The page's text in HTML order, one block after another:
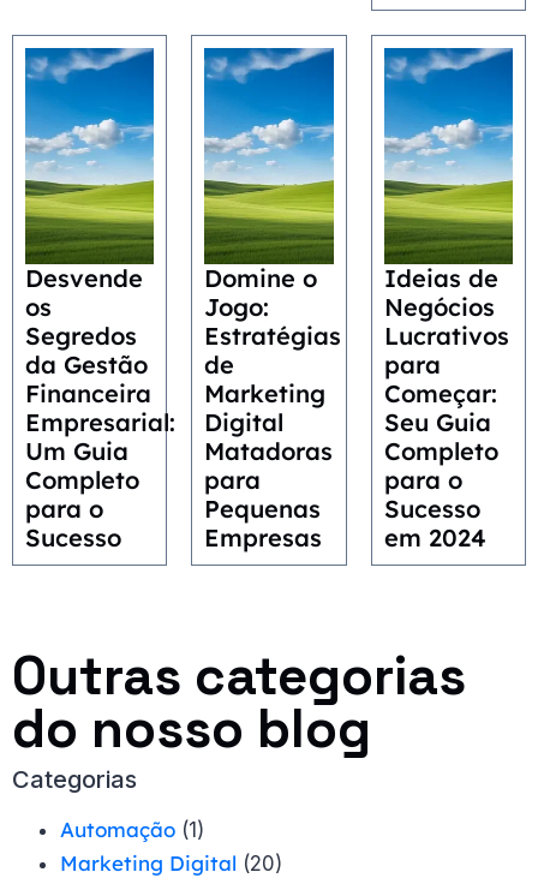
Desvende
os
Segredos
da Gestão
Financeira
Empresarial:
Um Guia
Completo
para o
Sucesso
Domine o
Jogo:
Estratégias
de
Marketing
Digital
Matadoras
para
Pequenas
Empresas
Ideias de
Negócios
Lucrativos
para
Começar:
Seu Guia
Completo
para o
Sucesso
em 2024
Outras categorias
do nosso blog
Categorias
Automação (1)
Marketing Digital (20)